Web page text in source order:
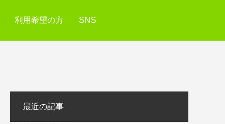
利用希望の方 SNS
最近の記事